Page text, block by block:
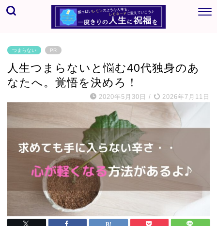
つまらない PR
人生つまらないと悩む40代独身のあ
なたへ。覚悟を決めろ！
2020年5月30日 / 2026年7月11日